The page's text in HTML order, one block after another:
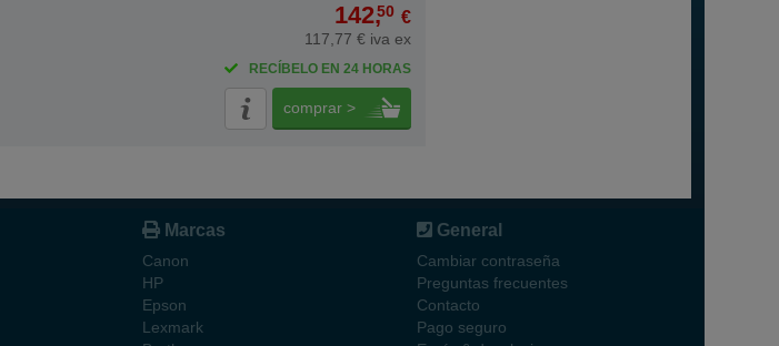
142,50 €
117,77 € iva ex
RECÍBELO EN 24 HORAS
comprar >
Marcas
Canon
HP
Epson
Lexmark
General
Cambiar contraseña
Preguntas frecuentes
Contacto
Pago seguro